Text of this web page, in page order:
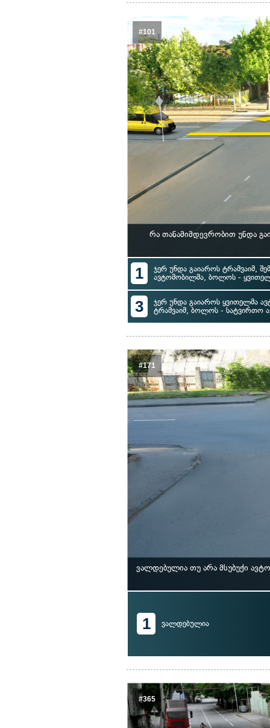
#101
რა თანამიმდევრობით უნდა
1
ჯერ უნდა გაიაროს ტრამვაიმ,
ავტომობილმა, ბოლოს -
3
ჯერ უნდა გაიაროს ყვითელმა
ტრამვაიმ, ბოლოს - სატვირთო
#171
ვალდებულია თუ არა მსუბუქი
1 ვალდებულია
#365